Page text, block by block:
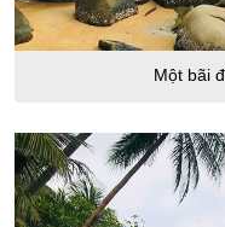
Một bãi